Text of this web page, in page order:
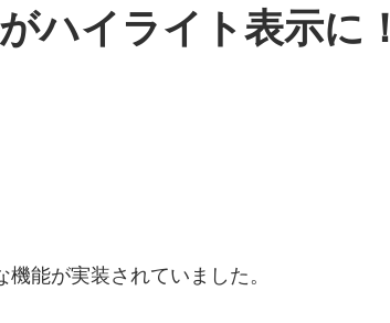
ハイライト表示に！
能が実装されていました。